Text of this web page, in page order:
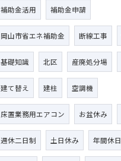
補助金活用 補助金申請
岡山市省エネ補助金 断線工事
基礎知識 北区 産廃処分場
建て替え 建柱 空調機
床置業務用エアコン お盆休み
週休二日制 土日休み 年間休日